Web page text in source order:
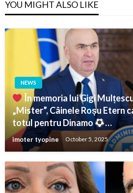
YOU MIGHT ALSO LIKE
NEWS
În memoria lui Gigi
„Mister”, Câinele Roșu Etern
totul pentru Dinamo
…
imoter tyopine October 5, 2025